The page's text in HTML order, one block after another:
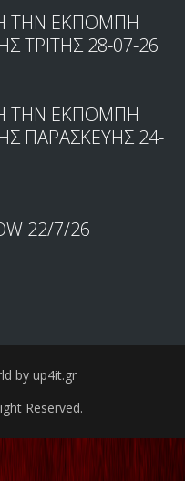
ΤΗΝ ΕΚΠΟΜΠΗ
ΤΡΙΤΗΣ 28-07-26
ΤΗΝ ΕΚΠΟΜΠΗ
ΠΑΡΑΣΚΕΥΗΣ 24-
22/7/26
by up4it.gr
Reserved.